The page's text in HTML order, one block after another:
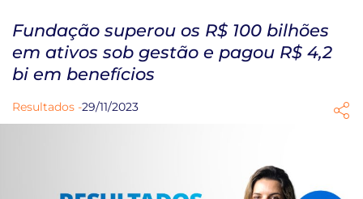
Fundação superou os R$ 100 bilhões
em ativos sob gestão e pagou R$ 4,2
bi em benefícios
Resultados -29/11/2023